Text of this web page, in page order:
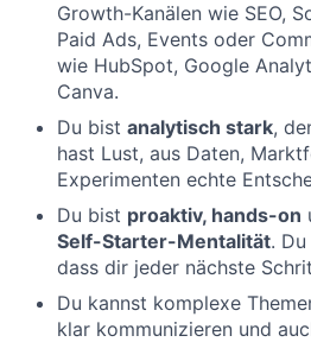
Growth-Kanälen wie SEO,
Paid Ads, Events oder
wie HubSpot, Google
Canva.
Du bist analytisch stark,
hast Lust, aus Daten,
Experimenten echte
Du bist proaktiv, hands-on
Self-Starter-Mentalität.
dass dir jeder nächste
Du kannst komplexe
klar kommunizieren und